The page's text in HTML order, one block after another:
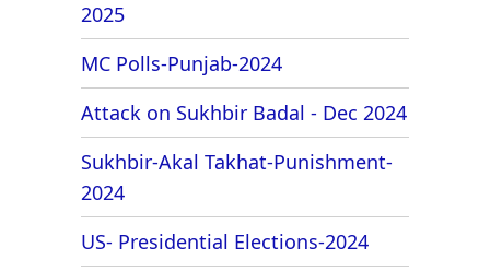
2025
MC Polls-Punjab-2024
Attack on Sukhbir Badal - Dec 2024
Sukhbir-Akal Takhat-Punishment-
2024
US- Presidential Elections-2024